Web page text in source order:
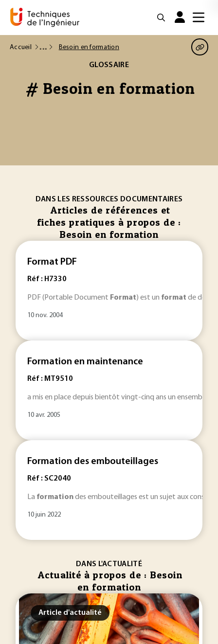
Accueil Besoin en formation
GLOSSAIRE
# Besoin en formation
DANS LES RESSOURCES DOCUMENTAIRES
Articles de références et
fiches pratiques à propos de :
Besoin en formation
Format PDF
Réf : H7330
PDF (Portable Document Format) est un format de
10 nov. 2004
Formation en maintenance
Réf : MT9510
a mis en place depuis bientôt vingt-cinq ans un ensemble
10 avr. 2005
Formation des embouteillages
Réf : SC2040
La formationdes embouteillages est un sujet aux
10 juin 2022
DANS L'ACTUALITÉ
Actualité à propos de : Besoin
en formation
Article d'actualité